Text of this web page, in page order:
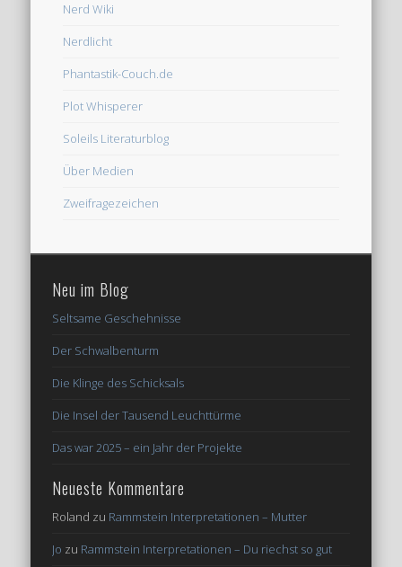
Nerd Wiki
Nerdlicht
Phantastik-Couch.de
Plot Whisperer
Soleils Literaturblog
Über Medien
Zweifragezeichen
Neu im Blog
Seltsame Geschehnisse
Der Schwalbenturm
Die Klinge des Schicksals
Die Insel der Tausend Leuchttürme
Das war 2025 – ein Jahr der Projekte
Neueste Kommentare
Roland zu Rammstein Interpretationen – Mutter
Jo zu Rammstein Interpretationen – Du riechst so gut